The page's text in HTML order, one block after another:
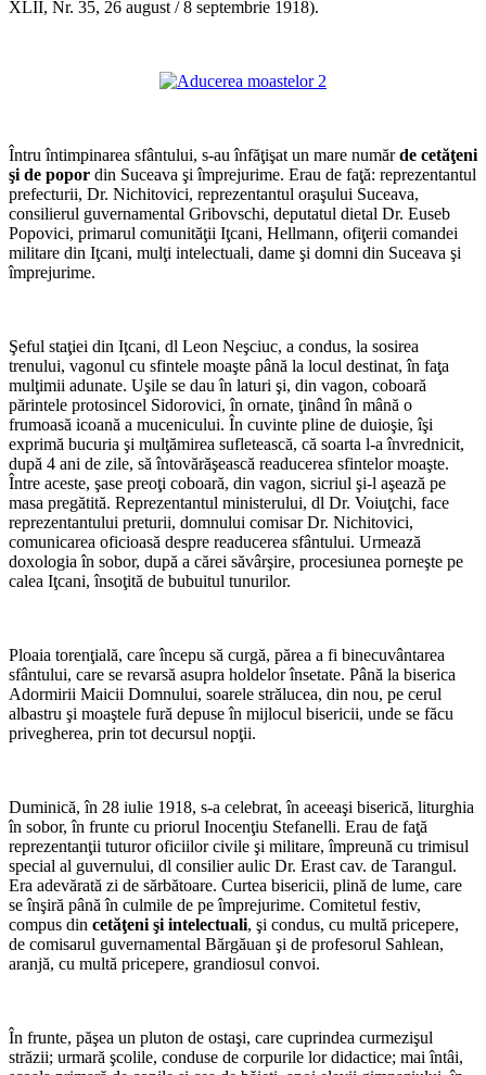
XLII, Nr. 35, 26 august / 8 septembrie 1918).
Întru întimpinarea sfântului, s-au înfăţişat un mare numărde cetăţeni
şi de popor din Suceava şi împrejurime. Erau de faţă: reprezentantul
prefecturii, Dr. Nichitovici, reprezentantul oraşului Suceava,
consilierul guvernamental Gribovschi, deputatul dietal Dr. Euseb
Popovici, primarul comunităţii Iţcani, Hellmann, ofiţerii comandei
militare din Iţcani, mulţi intelectuali, dame şi domni din Suceava şi
împrejurime.
Şeful staţiei din Iţcani, dl Leon Neşciuc, a condus, la sosirea
trenului, vagonul cu sfintele moaşte până la locul destinat, în faţa
mulţimii adunate. Uşile se dau în laturi şi, din vagon, coboară
părintele protosincel Sidorovici, în ornate, ţinând în mână o
frumoasă icoană a mucenicului. În cuvinte pline de duioşie, îşi
exprimă bucuria şi mulţămirea sufletească, că soarta l-a învrednicit,
după 4 ani de zile, să întovărăşească readucerea sfintelor moaşte.
Între aceste, şase preoţi coboară, din vagon, sicriul şi-l aşează pe
masa pregătită. Reprezentantul ministerului, dl Dr. Voiuţchi, face
reprezentantului preturii, domnului comisar Dr. Nichitovici,
comunicarea oficioasă despre readucerea sfântului. Urmează
doxologia în sobor, după a cărei săvârşire, procesiunea porneşte pe
calea Iţcani, însoţită de bubuitul tunurilor.
Ploaia torenţială, care începu să curgă, părea a fi binecuvântarea
sfântului, care se revarsă asupra holdelor însetate. Până la biserica
Adormirii Maicii Domnului, soarele strălucea, din nou, pe cerul
albastru şi moaştele fură depuse în mijlocul bisericii, unde se făcu
privegherea, prin tot decursul nopţii.
Duminică, în 28 iulie 1918, s-a celebrat, în aceeaşi biserică, liturghia
în sobor, în frunte cu priorul Inocenţiu Stefanelli. Erau de faţă
reprezentanţii tuturor oficiilor civile şi militare, împreună cu trimisul
special al guvernului, dl consilier aulic Dr. Erast cav. de Tarangul.
Era adevărată zi de sărbătoare. Curtea bisericii, plină de lume, care
se înşiră până în culmile de pe împrejurime. Comitetul festiv,
compus din cetăţeni şi intelectuali, şi condus, cu multă pricepere,
de comisarul guvernamental Bărgăuan şi de profesorul Sahlean,
aranjă, cu multă pricepere, grandiosul convoi.
În frunte, păşea un pluton de ostaşi, care cuprindea curmezişul
străzii; urmară şcolile, conduse de corpurile lor didactice; mai întâi,